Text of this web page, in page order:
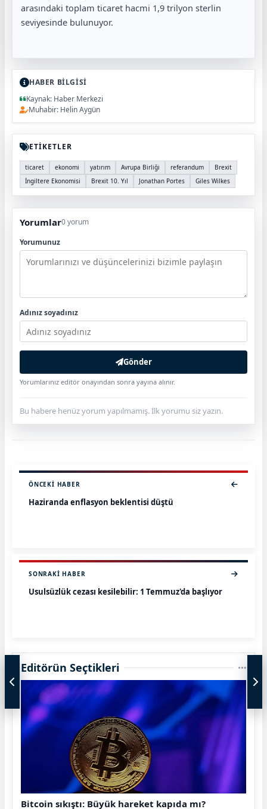
arasındaki toplam ticaret hacmi 1,9 trilyon sterlin
seviyesinde bulunuyor.
HABER BİLGİSİ
Kaynak: Haber Merkezi
Muhabir: Helin Aygün
ETİKETLER
ticaret ekonomi yatırım Avrupa Birliği referandum
Brexit
İngiltere Ekonomisi
Brexit 10. Yıl Jonathan Portes Giles Wilkes
Yorumlar0 yorum
Yorumunuz
Adınız soyadınız
Gönder
Yorumlarınız editör onayından sonra yayına alınır.
Bu habere henüz yorum yapılmamış. İlk yorumu siz yazın.
ÖNCEKI HABER
Haziranda enflasyon beklentisi düştü
SONRAKI HABER
Usulsüzlük cezası kesilebilir: 1 Temmuz'da başlıyor
Editörün Seçtikleri
Bitcoin sıkıştı: Büyük hareket kapıda mı?